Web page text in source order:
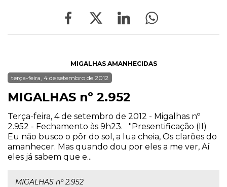
MIGALHAS AMANHECIDAS
terça-feira, 4 de setembro de 2012
MIGALHAS nº 2.952
Terça-feira, 4 de setembro de 2012 - Migalhas nº
2.952 - Fechamento às 9h23. "Presentificação (II)
Eu não busco o pôr do sol, a lua cheia, Os clarões do
amanhecer. Mas quando dou por eles a me ver, Aí
eles já sabem que e...
MIGALHAS nº 2.952